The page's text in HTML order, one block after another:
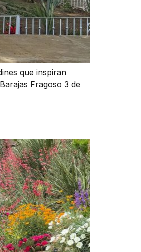
que inspiran
Fragoso 3 de